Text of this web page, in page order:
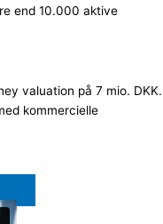
end 10.000 aktive
valuation på 7 mio. DKK.
kommercielle